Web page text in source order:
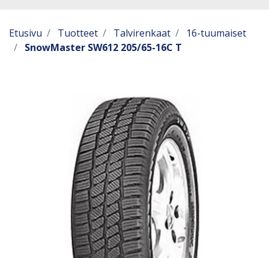
Etusivu Tuotteet Talvirenkaat
16-tuumaiset
SnowMaster SW612 205/65-16C T